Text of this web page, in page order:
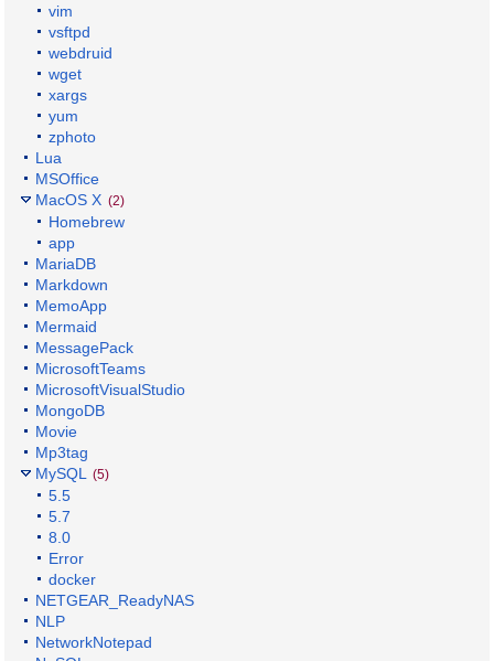
vim
vsftpd
webdruid
wget
xargs
yum
zphoto
Lua
MSOffice
MacOS X (2)
Homebrew
app
MariaDB
Markdown
MemoApp
Mermaid
MessagePack
MicrosoftTeams
MicrosoftVisualStudio
MongoDB
Movie
Mp3tag
MySQL
(5)
5.5
5.7
8.0
Error
docker
NETGEAR_ReadyNAS
NLP
NetworkNotepad